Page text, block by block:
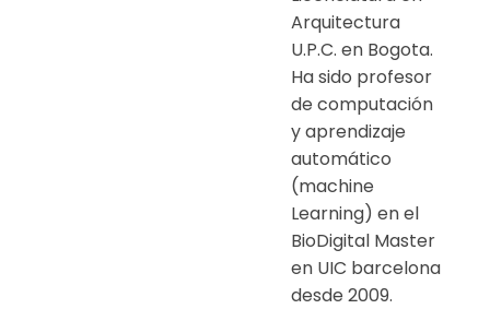
Arquitectura
U.P.C. en Bogota.
Ha sido profesor
de computación
y aprendizaje
automático
(machine
Learning) en el
BioDigital Master
en UIC barcelona
desde 2009.